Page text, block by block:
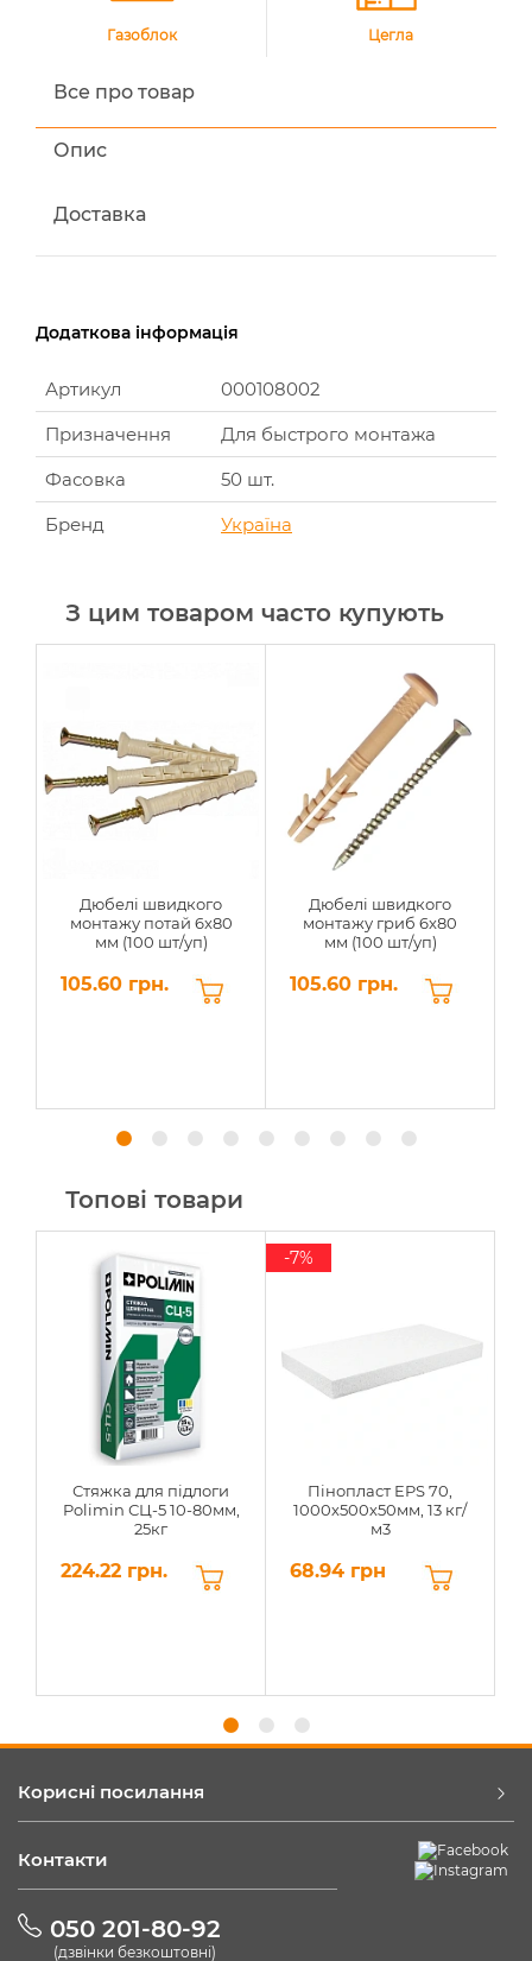
Газоблок Цегла
Все про товар
Опис
Доставка
Додаткова інформація
Артикул
000108002
Призначення
Для быстрого монтажа
Фасовка
50 шт.
Бренд
Україна
З цим товаром часто купують
Дюбелі швидкого
монтажу потай 6x80
мм (100 шт/уп)
105.60 грн.
Дюбелі швидкого
монтажу гриб 6x80
мм (100 шт/уп)
105.60 грн.
Топові товари
Стяжка для підлоги
Polimin СЦ-5 10-80мм,
25кг
224.22 грн.
Пінопласт EPS 70,
1000х500х50мм, 13 кг/
м3
68.94 грн
-7%
Корисні посилання
Контакти
050 201-80-92
(дзвінки безкоштовні)